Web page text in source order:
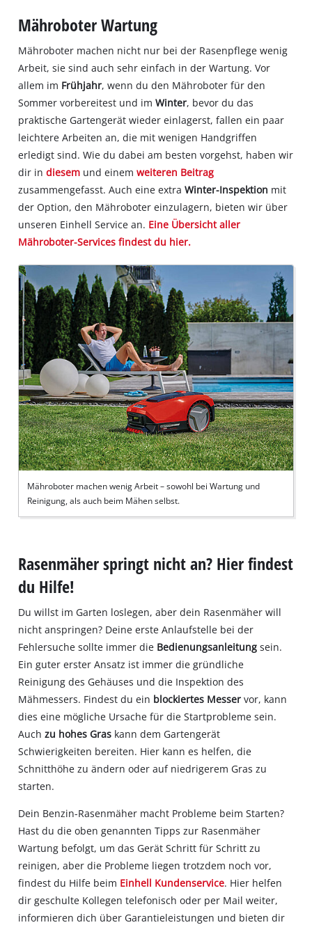
Mähroboter Wartung
Mähroboter machen nicht nur bei der Rasenpflege wenig
Arbeit, sie sind auch sehr einfach in der Wartung. Vor
allem im Frühjahr, wenn du den Mähroboter für den
Sommer vorbereitest und imWinter, bevor du das
praktische Gartengerät wieder einlagerst, fallen ein paar
leichtere Arbeiten an, die mit wenigen Handgriffen
erledigt sind. Wie du dabei am besten vorgehst, haben wir
dir indiesem und einemweiteren Beitrag
zusammengefasst. Auch eine extraWinter-Inspektion mit
der Option, den Mähroboter einzulagern, bieten wir über
unseren Einhell Service an. Eine Übersicht aller
Mähroboter-Services findest du hier.
Mähroboter machen wenig Arbeit – sowohl bei Wartung und
Reinigung, als auch beim Mähen selbst.
Rasenmäher springt nicht an? Hier findest
du Hilfe!
Du willst im Garten loslegen, aber dein Rasenmäher will
nicht anspringen? Deine erste Anlaufstelle bei der
Fehlersuche sollte immer die Bedienungsanleitungsein.
Ein guter erster Ansatz ist immer die gründliche
Reinigung des Gehäuses und die Inspektion des
Mähmessers. Findest du ein blockiertes Messer vor, kann
dies eine mögliche Ursache für die Startprobleme sein.
Auchzu hohes Gras kann dem Gartengerät
Schwierigkeiten bereiten. Hier kann es helfen, die
Schnitthöhe zu ändern oder auf niedrigerem Gras zu
starten.
Dein Benzin-Rasenmäher macht Probleme beim Starten?
Hast du die oben genannten Tipps zur Rasenmäher
Wartung befolgt, um das Gerät Schritt für Schritt zu
reinigen, aber die Probleme liegen trotzdem noch vor,
findest du Hilfe beim Einhell Kundenservice. Hier helfen
dir geschulte Kollegen telefonisch oder per Mail weiter,
informieren dich über Garantieleistungen und bieten dir